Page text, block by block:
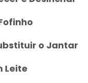
o Jantar
Leite